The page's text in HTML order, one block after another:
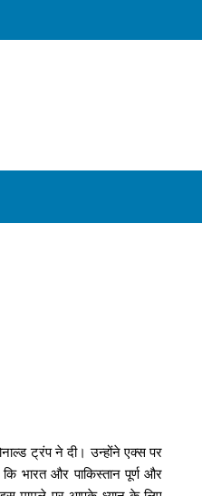
ट्रंप ने दी। उन्होंने एक्स पर
भारत और पाकिस्तान पूर्ण और